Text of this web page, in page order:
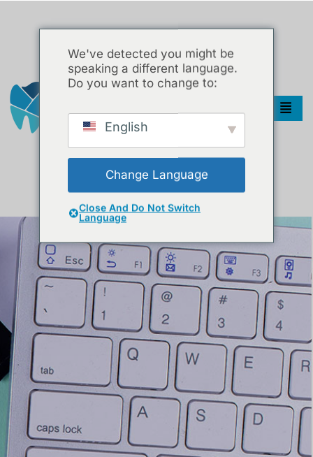
We've detected you might be
speaking a different language.
Do you want to change to:
English
Change Language
Close And Do Not Switch
Language